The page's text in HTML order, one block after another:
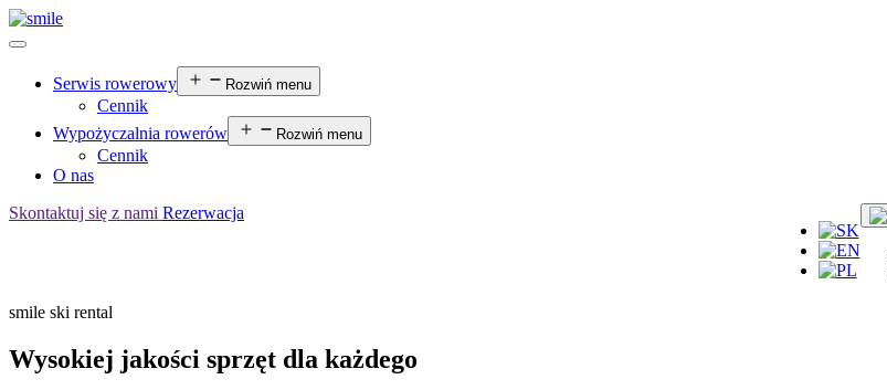
Serwis rowerowy Rozwiń menu
Cennik
Wypożyczalnia rowerów
Rozwiń menu
Cennik
O nas
Skontaktuj się z nami Rezerwacja
smile ski rental
Wysokiej jakości sprzęt dla każdego